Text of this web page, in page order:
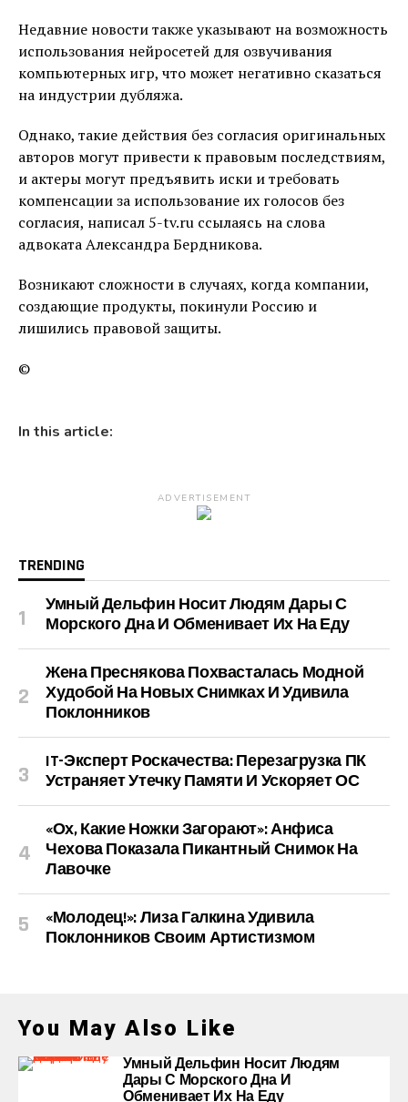
Недавние новости также указывают на возможность
использования нейросетей для озвучивания
компьютерных игр, что может негативно сказаться
на индустрии дубляжа.
Однако, такие действия без согласия оригинальных
авторов могут привести к правовым последствиям,
и актеры могут предъявить иски и требовать
компенсации за использование их голосов без
согласия, написал 5-tv.ru ссылаясь на слова
адвоката Александра Бердникова.
Возникают сложности в случаях, когда компании,
создающие продукты, покинули Россию и
лишились правовой защиты.
©
In this article:
ADVERTISEMENT
TRENDING
Умный Дельфин Носит Людям Дары С
Морского Дна И Обменивает Их На Еду
Жена Преснякова Похвасталась Модной
Худобой На Новых Снимках И Удивила
Поклонников
IT-Эксперт Роскачества: Перезагрузка ПК
Устраняет Утечку Памяти И Ускоряет ОС
«Ох, Какие Ножки Загорают»: Анфиса
Чехова Показала Пикантный Снимок На
Лавочке
«Молодец!»: Лиза Галкина Удивила
Поклонников Своим Артистизмом
You May Also Like
Умный Дельфин Носит Людям
Дары С Морского Дна И
Обменивает Их На Еду